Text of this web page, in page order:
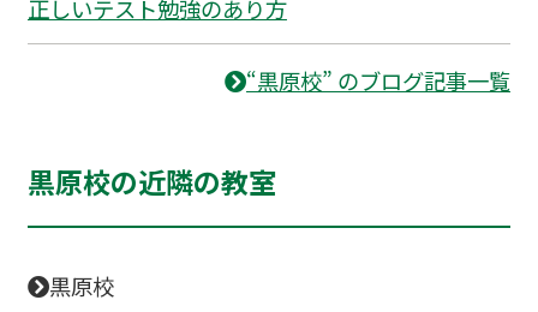
正しいテスト勉強のあり方
“黒原校” のブログ記事一覧
黒原校の近隣の教室
黒原校